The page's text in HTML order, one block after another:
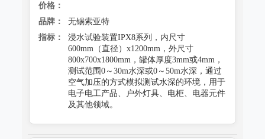
价格：
品牌：
无锡索亚特
指标：
浸水试验装置IPX8系列，内尺寸
600mm（直径）x1200mm，外尺寸
800x700x1800mm，罐体厚度3mm或4mm，
测试范围0～30m水深或0～50m水深，通过
空气加压的方式模拟测试水深的环境，用于
电子电工产品、户外灯具、电柜、电器元件
及其他领域。